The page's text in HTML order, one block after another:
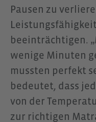
Pausen zu
beeinträchtigen.
wenige Minuten
mussten perfekt
bedeutet, dass
von der
zur richtigen